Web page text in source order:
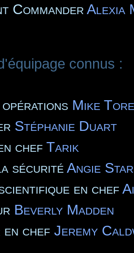
Commander Alexia
connus :
Mike
Stéphanie Duart
chef Tarik
sécurité Angie
en chef
Beverly Madden
en chef Jeremy